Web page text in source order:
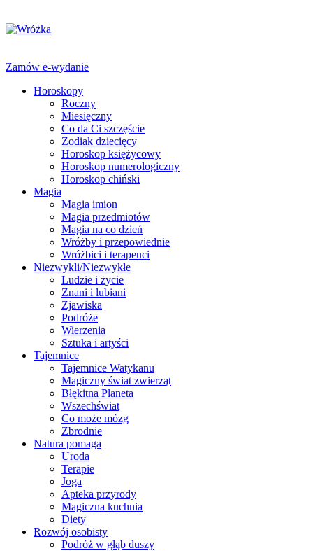
Zamów e-wydanie
Horoskopy
Roczny
Miesięczny
Co da Ci szczęście
Zodiak dziecięcy
Horoskop księżycowy
Horoskop numerologiczny
Horoskop chiński
Magia
Magia imion
Magia przedmiotów
Magia na co dzień
Wróżby i przepowiednie
Wróżbici i terapeuci
Niezwykli/Niezwykłe
Ludzie i życie
Znani i lubiani
Zjawiska
Podróże
Wierzenia
Sztuka i artyści
Tajemnice
Tajemnice Watykanu
Magiczny świat zwierząt
Błękitna Planeta
Wszechświat
Co może mózg
Zbrodnie
Natura pomaga
Uroda
Terapie
Joga
Apteka przyrody
Magiczna kuchnia
Diety
Rozwój osobisty
Podróż w głąb duszy